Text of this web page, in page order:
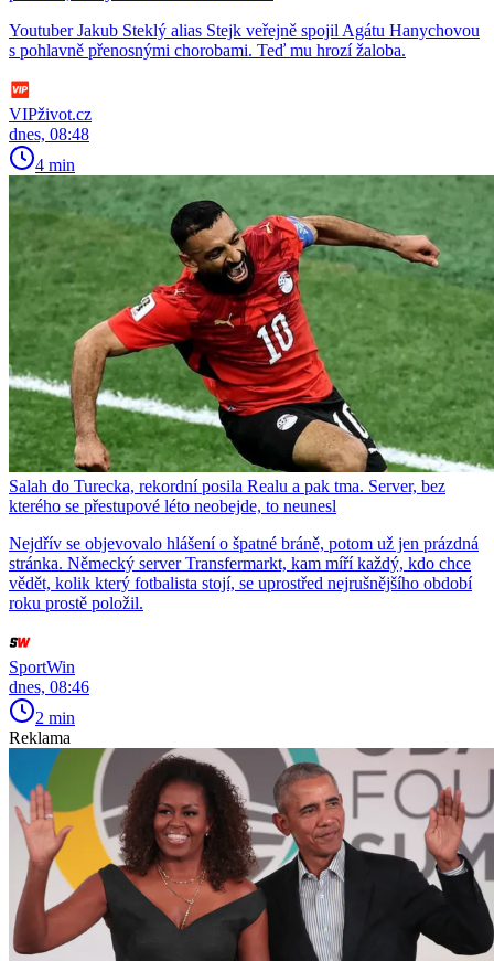
Youtuber Jakub Steklý alias Stejk veřejně spojil Agátu Hanychovou
s pohlavně přenosnými chorobami. Teď mu hrozí žaloba.
VIPživot.cz
dnes, 08:48
4 min
Salah do Turecka, rekordní posila Realu a pak tma. Server, bez
kterého se přestupové léto neobejde, to neunesl
Nejdřív se objevovalo hlášení o špatné bráně, potom už jen prázdná
stránka. Německý server Transfermarkt, kam míří každý, kdo chce
vědět, kolik který fotbalista stojí, se uprostřed nejrušnějšího období
roku prostě položil.
SportWin
dnes, 08:46
2 min
Reklama